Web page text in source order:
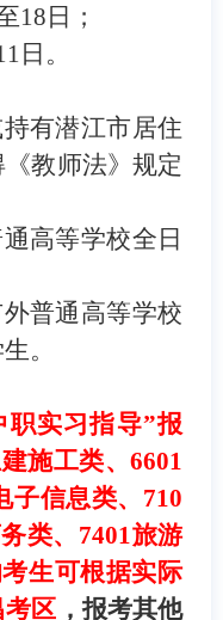
18日；
日 。
有潜江市居住
教师法》规定
高等学校全日
普通高等学校
。
职实习指导”报
施工类、6601
子信息类、710
类、7401旅游
生可根据实际
区 ，报考其他